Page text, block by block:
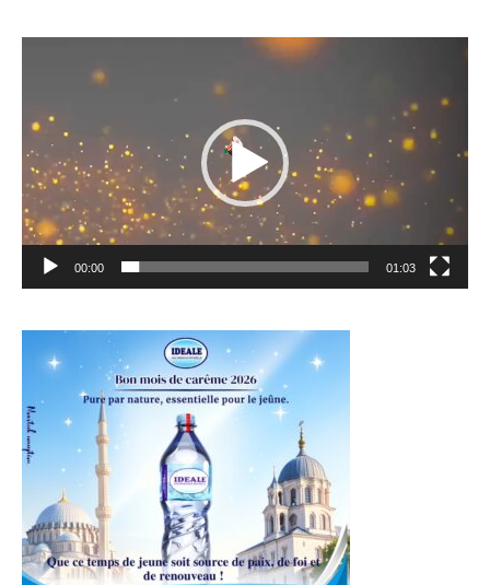
00:00 01:03